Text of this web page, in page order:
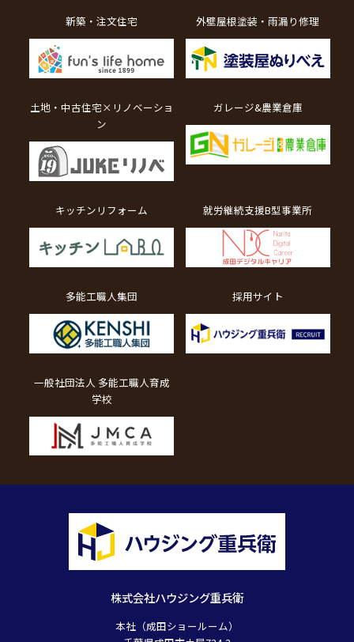
株式会社ハウジング重兵衛
本社（成田ショールーム）
新築・注文住宅 外壁屋根塗装・雨漏り修理
土地・中古住宅×リノベーショ
ン
ガレージ&農業倉庫
キッチンリフォーム 就労継続支援B型事業所
多能工職人集団 採用サイト
一般社団法人 多能工職人育成
学校